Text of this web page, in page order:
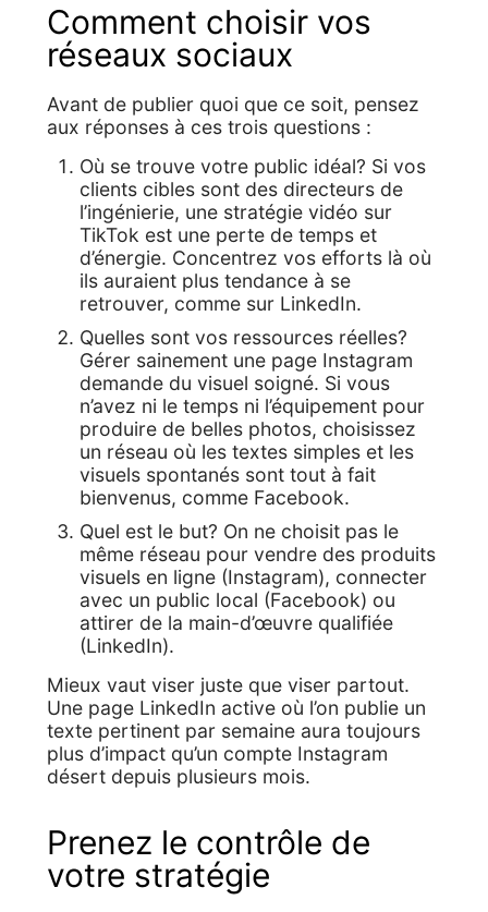
Comment choisir vos
réseaux sociaux
Avant de publier quoi que ce soit, pensez
aux réponses à ces trois questions :
Où se trouve votre public idéal? Si vos
clients cibles sont des directeurs de
l’ingénierie, une stratégie vidéo sur
TikTok est une perte de temps et
d’énergie. Concentrez vos efforts là où
ils auraient plus tendance à se
retrouver, comme sur LinkedIn.
Quelles sont vos ressources réelles?
Gérer sainement une page Instagram
demande du visuel soigné. Si vous
n’avez ni le temps ni l’équipement pour
produire de belles photos, choisissez
un réseau où les textes simples et les
visuels spontanés sont tout à fait
bienvenus, comme Facebook.
Quel est le but? On ne choisit pas le
même réseau pour vendre des produits
visuels en ligne (Instagram), connecter
avec un public local (Facebook) ou
attirer de la main-d’œuvre qualifiée
(LinkedIn).
Mieux vaut viser juste que viser partout.
Une page LinkedIn active où l’on publie un
texte pertinent par semaine aura toujours
plus d’impact qu’un compte Instagram
désert depuis plusieurs mois.
Prenez le contrôle de
votre stratégie